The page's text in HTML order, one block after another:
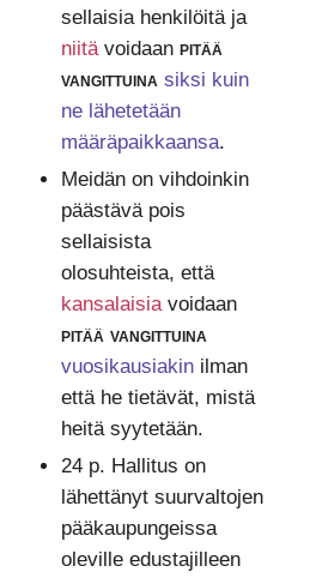
sellaisia henkilöitä ja
niitävoidaan pitää
vangittuina siksi kuin
ne lähetetään
määräpaikkaansa.
Meidän on vihdoinkin
päästävä pois
sellaisista
olosuhteista, että
kansalaisiavoidaan
pitää vangittuina
vuosikausiakinilman
että he tietävät, mistä
heitä syytetään.
24 p. Hallitus on
lähettänyt suurvaltojen
pääkaupungeissa
oleville edustajilleen